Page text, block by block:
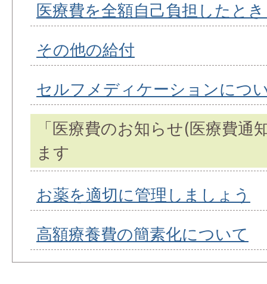
医療費を全額自己負担したと
その他の給付
セルフメディケーションにつ
「医療費のお知らせ(医療費通
ます
お薬を適切に管理しましょう
高額療養費の簡素化について